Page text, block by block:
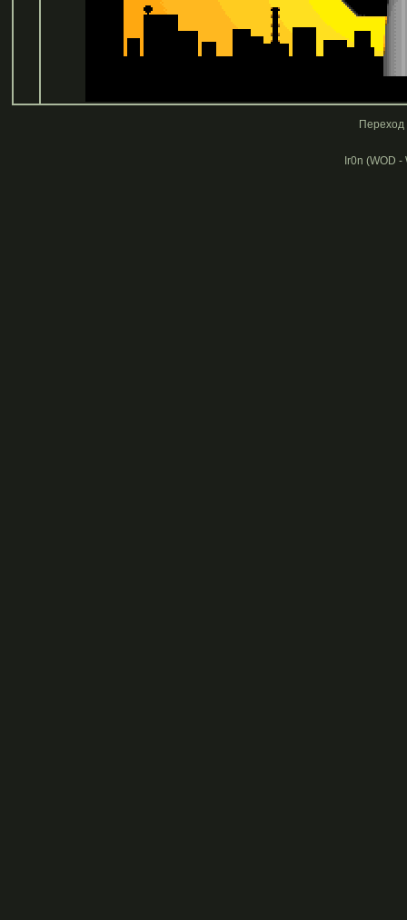
Переход
Ir0n (WOD